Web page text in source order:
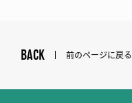
BACK 前のページに戻る